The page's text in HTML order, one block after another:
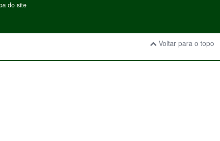
do site
Voltar para o topo